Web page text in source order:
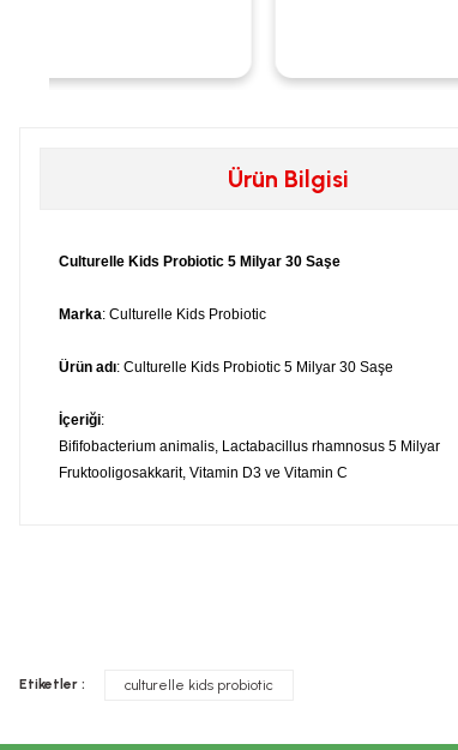
Ürün Bilgisi
Culturelle Kids Probiotic 5 Milyar 30 Saşe
Marka: Culturelle Kids Probiotic
Ürün adı: Culturelle Kids Probiotic 5 Milyar 30 Saşe
İçeriği:
Bififobacterium animalis, Lactabacillus rhamnosus 5 Milyar
Fruktooligosakkarit, Vitamin D3 ve Vitamin C
Ürün açıklamasında eksik bilgiler bulunuyor.
Etiketler : culturelle kids probiotic